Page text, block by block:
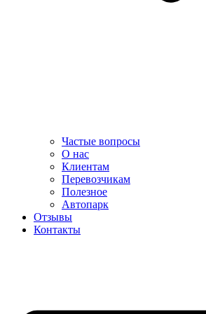
Частые вопросы
О нас
Клиентам
Перевозчикам
Полезное
Автопарк
Отзывы
Контакты